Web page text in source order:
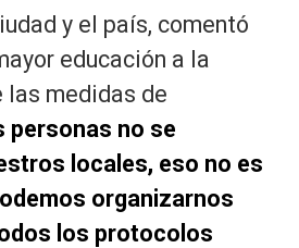
y el país, comentó
educación a la
las medidas de
personas no se
locales, eso no es
organizarnos
los protocolos